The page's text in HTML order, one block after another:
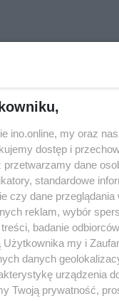
ino.online, my oraz
dostęp i
przetwarzamy dane
standardowe
czy dane przeglądania
reklam, wybór
badanie
Użytkownika my i
danych
urządzenia
Twoją prywatność,